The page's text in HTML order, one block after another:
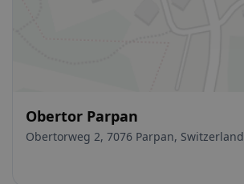
Obertor Parpan
Obertorweg 2, 7076 Parpan, Switzerland